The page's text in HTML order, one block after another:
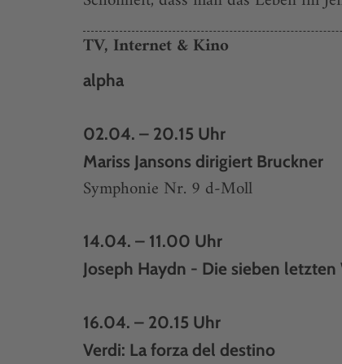
TV, Internet & Kino
alpha
02.04. – 20.15 Uhr
Mariss Jansons dirigiert Bruckner
Symphonie Nr. 9 d-Moll
14.04. – 11.00 Uhr
Joseph Haydn - Die sieben
16.04. – 20.15 Uhr
Verdi: La forza del destino